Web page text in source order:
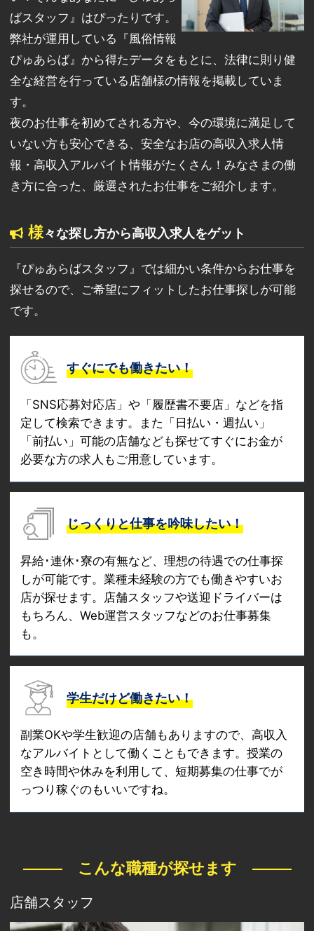
ばスタッフ』はぴったりです。
弊社が運用している『風俗情報
ぴゅあらば』から得たデータをもとに、法律に則り健
全な経営を行っている店舗様の情報を掲載していま
す。
夜のお仕事を初めてされる方や、今の環境に満足して
いない方も安心できる、安全なお店の高収入求人情
報・高収入アルバイト情報がたくさん！みなさまの働
き方に合った、厳選されたお仕事をご紹介します。
様々な探し方から高収入求人をゲット
『ぴゅあらばスタッフ』では細かい条件からお仕事を
探せるので、ご希望にフィットしたお仕事探しが可能
です。
すぐにでも働きたい！
「SNS応募対応店」や「履歴書不要店」などを指
定して検索できます。また「日払い・週払い」
「前払い」可能の店舗なども探せてすぐにお金が
必要な方の求人もご用意しています。
じっくりと仕事を吟味したい！
昇給･連休･寮の有無など、理想の待遇での仕事探
しが可能です。業種未経験の方でも働きやすいお
店が探せます。店舗スタッフや送迎ドライバーは
もちろん、Web運営スタッフなどのお仕事募集
も。
学生だけど働きたい！
副業OKや学生歓迎の店舗もありますので、高収入
なアルバイトとして働くこともできます。授業の
空き時間や休みを利用して、短期募集の仕事でが
っつり稼ぐのもいいですね。
こんな職種が探せます
店舗スタッフ